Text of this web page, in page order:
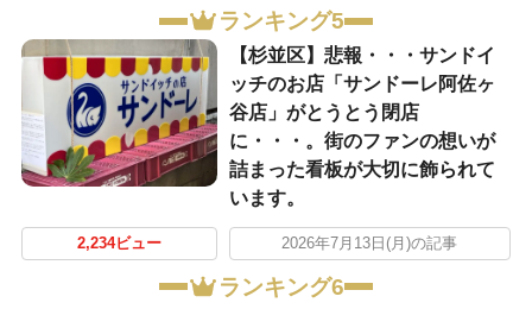
ランキング5
【杉並区】悲報・・・サンドイ
ッチのお店「サンドーレ阿佐ヶ
谷店」がとうとう閉店
に・・・。街のファンの想いが
詰まった看板が大切に飾られて
います。
2,234ビュー 2026年7月13日(月)の記事
ランキング6